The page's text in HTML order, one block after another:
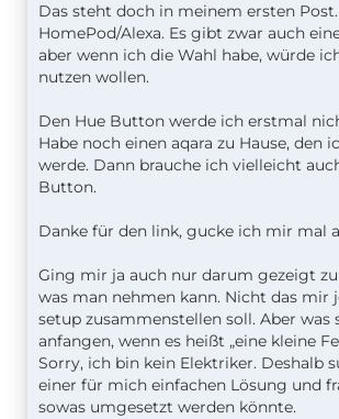
Das steht doch in meinem ersten
HomePod/Alexa. Es gibt zwar auch
aber wenn ich die Wahl habe, würde
nutzen wollen.
Den Hue Button werde ich erstmal
Habe noch einen aqara zu Hause, den
werde. Dann brauche ich vielleicht
Button.
Danke für den link, gucke ich mir mal
Ging mir ja auch nur darum gezeigt
was man nehmen kann. Nicht das mir
setup zusammenstellen soll. Aber was
anfangen, wenn es heißt „eine kleine
Sorry, ich bin kein Elektriker. Deshalb
einer für mich einfachen Lösung und
sowas umgesetzt werden könnte.